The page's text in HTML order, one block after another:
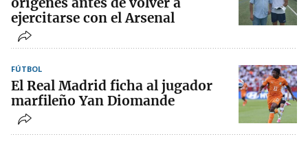
ejercitarse con el Arsenal
FÚTBOL
El Real Madrid ficha al jugador
marfileño Yan Diomande